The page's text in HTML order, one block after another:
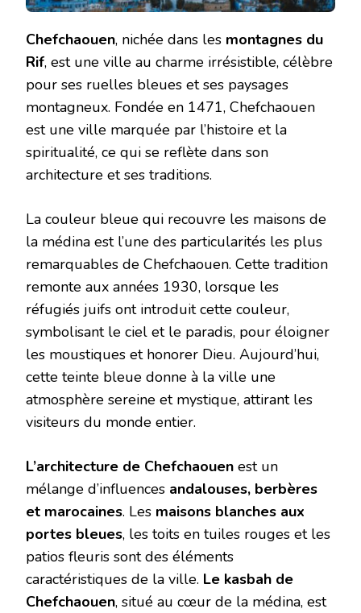
Chefchaouen, nichée dans les montagnes du
Rif, est une ville au charme irrésistible, célèbre
pour ses ruelles bleues et ses paysages
montagneux. Fondée en 1471, Chefchaouen
est une ville marquée par l’histoire et la
spiritualité, ce qui se reflète dans son
architecture et ses traditions.
La couleur bleue qui recouvre les maisons de
la médina est l’une des particularités les plus
remarquables de Chefchaouen. Cette tradition
remonte aux années 1930, lorsque les
réfugiés juifs ont introduit cette couleur,
symbolisant le ciel et le paradis, pour éloigner
les moustiques et honorer Dieu. Aujourd’hui,
cette teinte bleue donne à la ville une
atmosphère sereine et mystique, attirant les
visiteurs du monde entier.
L’architecture de Chefchaouen est un
mélange d’influences andalouses, berbères
et marocaines. Les maisons blanches aux
portes bleues, les toits en tuiles rouges et les
patios fleuris sont des éléments
caractéristiques de la ville. Le kasbah de
Chefchaouen, situé au cœur de la médina, est